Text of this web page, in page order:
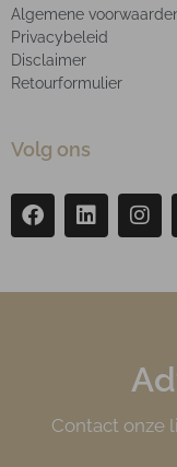
Algemene
Privacybeleid
Disclaimer
Retourformulier
Volg ons
Contact onze